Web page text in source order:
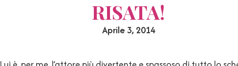
RISATA!
Aprile 3, 2014